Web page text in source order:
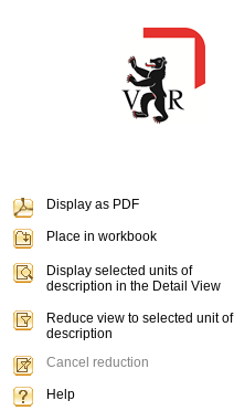
Display as PDF
Place in workbook
Display selected units of
description in the Detail View
Reduce view to selected unit of
description
Cancel reduction
Help